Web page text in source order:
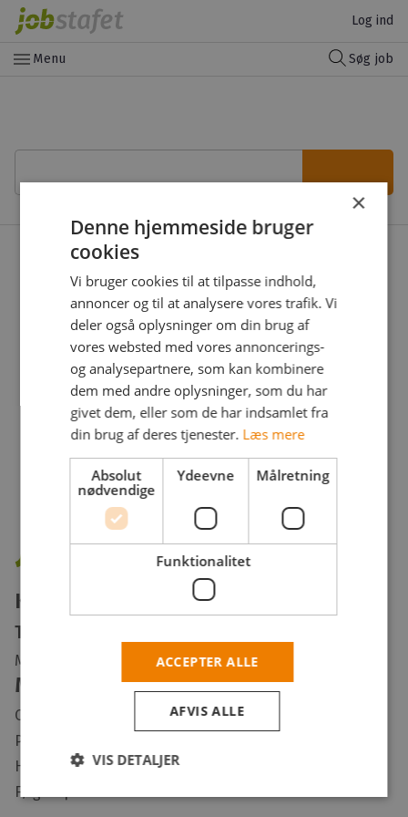
Log ind
menu Menu Søg job
Kontakt os
Kontakt Jobstafet på
Tlf.:
Mail: jobstafet@landboungdom.dk
Mere info?
Om os
Persondatapolitik
Handelsbetingelser
Følg os på Facebook
×
Denne hjemmeside bruger
cookies
Vi bruger cookies til at tilpasse indhold,
annoncer og til at analysere vores trafik. Vi
deler også oplysninger om din brug af
vores websted med vores annoncerings-
og analysepartnere, som kan kombinere
dem med andre oplysninger, som du har
givet dem, eller som de har indsamlet fra
din brug af deres tjenester. Læs mere
Absolut
nødvendige
Ydeevne Målretning
Funktionalitet
ACCEPTER ALLE
AFVIS ALLE
VIS DETALJER